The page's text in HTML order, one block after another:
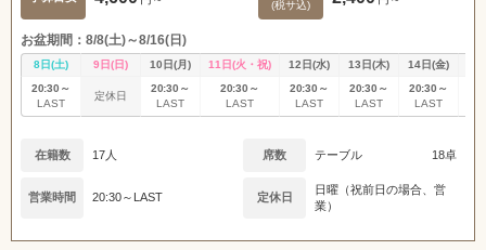
(税サ込)
お盆期間：8/8(土)～8/16(日)
8日(土) 9日(日) 10日(月) 11日(火・祝) 12日(水) 13日(木) 14日(金)
20:30～
LAST
定休日
20:30～
LAST
20:30～
LAST
20:30～
LAST
20:30～
LAST
20:30～
LAST
在籍数 17人 席数 テーブル 18卓
営業時間 20:30～LAST 定休日
日曜（祝前日の場合、営
業）